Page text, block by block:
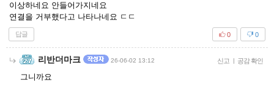
이상하네요 안들어가지네요
연결을 거부했다고 나타나네요 ㄷㄷ
답글 0
0
리반더마크 26-06-02 13:12 신고 | 공감 확인
그니까요